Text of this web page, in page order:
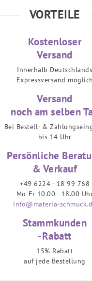
VORTEILE
Kostenloser
Versand
Innerhalb Deutschlands
Expressversand möglich
Versand
noch am selben
Bei Bestell- &
bis 14 Uhr
Persönliche
& Verkauf
+49 6224 - 18 99 768
Mo-Fr 10.00 - 18.00
info@materia-
Stammkunden
-Rabatt
15% Rabatt
auf jede Bestellung